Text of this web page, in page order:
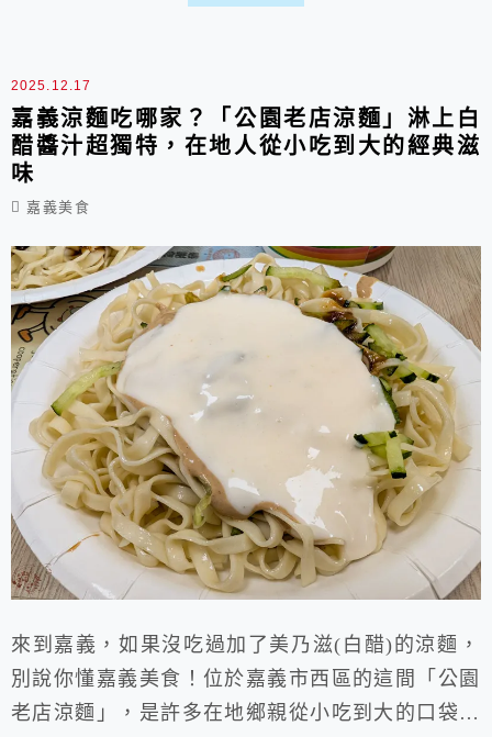
人來說，這裡賣的不只是果汁，更是一種從小吃到
的番茄切盤，再來一杯現打的果汁，好好享受這充
滿氛圍的老地方。
2025.12.17
嘉義涼麵吃哪家？「公園老店涼麵」淋上白
醋醬汁超獨特，在地人從小吃到大的經典滋
味
嘉義美食
來到嘉義，如果沒吃過加了美乃滋(白醋)的涼麵，
別說你懂嘉義美食！位於嘉義市西區的這間「公園
老店涼麵」，是許多在地鄉親從小吃到大的口袋名